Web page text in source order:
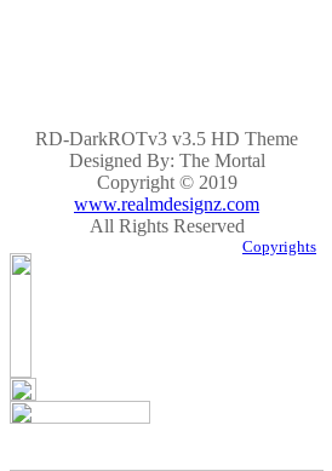
RD-DarkROTv3 v3.5 HD Theme
Designed By: The Mortal
Copyright © 2019
www.realmdesignz.com
All Rights Reserved
Copyrights